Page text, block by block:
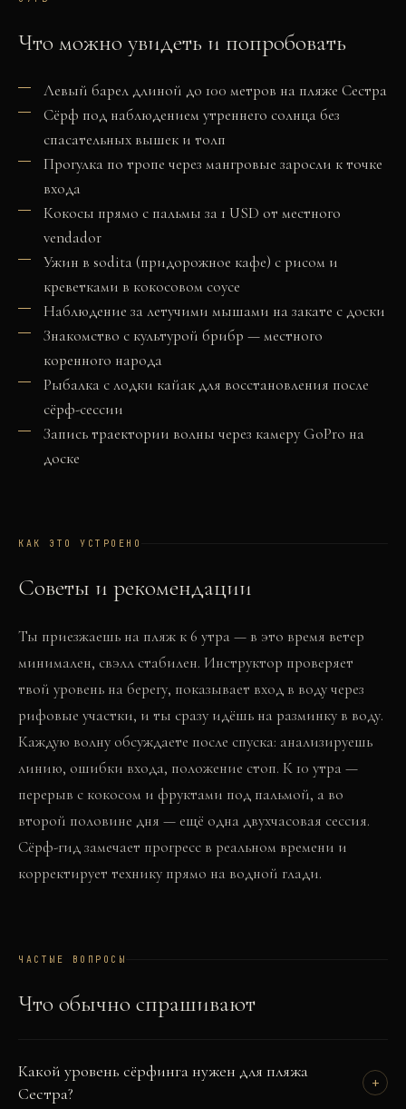
Что можно увидеть и попробовать
Левый барел длиной до 100 метров на пляже Сестра
Сёрф под наблюдением утреннего солнца без
спасательных вышек и толп
Прогулка по тропе через мангровые заросли к точке
входа
Кокосы прямо с пальмы за 1 USD от местного
vendador
Ужин в sodita (придорожное кафе) с рисом и
креветками в кокосовом соусе
Наблюдение за летучими мышами на закате с доски
Знакомство с культурой брибр — местного
коренного народа
Рыбалка с лодки кайак для восстановления после
сёрф-сессии
Запись траектории волны через камеру GoPro на
доске
КАК ЭТО УСТРОЕНО
Советы и рекомендации
Ты приезжаешь на пляж к 6 утра — в это время ветер
минимален, свэлл стабилен. Инструктор проверяет
твой уровень на берегу, показывает вход в воду через
рифовые участки, и ты сразу идёшь на разминку в воду.
Каждую волну обсуждаете после спуска: анализируешь
линию, ошибки входа, положение стоп. К 10 утра —
перерыв с кокосом и фруктами под пальмой, а во
второй половине дня — ещё одна двухчасовая сессия.
Сёрф-гид замечает прогресс в реальном времени и
корректирует технику прямо на водной глади.
ЧАСТЫЕ ВОПРОСЫ
Что обычно спрашивают
Какой уровень сёрфинга нужен для пляжа
Сестра?
+